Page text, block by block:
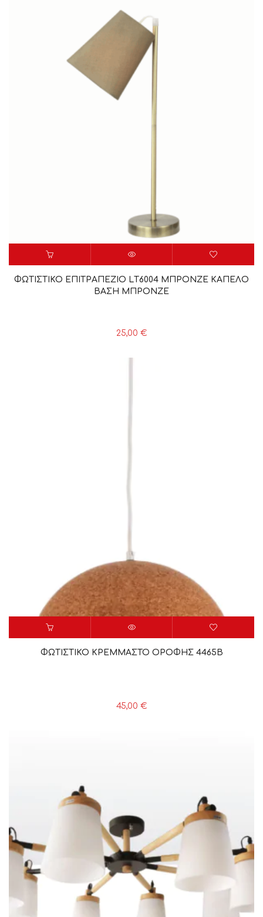
ΦΩΤΙΣΤΙΚΟ ΕΠΙΤΡΑΠΕΖΙΟ LΤ6004 ΜΠΡΟΝΖΕ ΚΑΠΕΛΟ
ΒΑΣΗ ΜΠΡΟΝΖΕ
25,00 €
ΦΩΤΙΣΤΙΚΟ ΚΡΕΜΜΑΣΤΟ ΟΡΟΦΗΣ 4465B
45,00 €